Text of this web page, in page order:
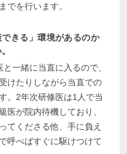
でを行います。
できる」環境があるのか
一緒に当直に入るので、
けたりしながら当直での
。2年次研修医は1人で当
医が院内待機しており、
てくださる他、手に負え
呼べばすぐに駆けつけて